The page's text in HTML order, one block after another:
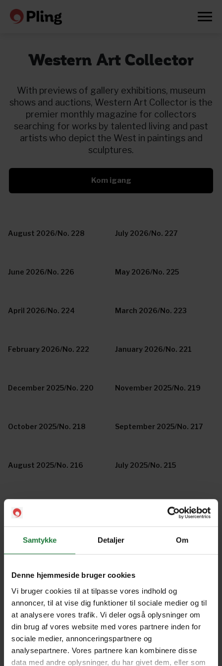
Samtykke Detaljer Om
Denne hjemmeside bruger cookies
Vi bruger cookies til at tilpasse vores indhold og
annoncer, til at vise dig funktioner til sociale medier og til
at analysere vores trafik. Vi deler også oplysninger om
din brug af vores website med vores partnere inden for
sociale medier, annonceringspartnere og
analysepartnere. Vores partnere kan kombinere disse
data med andre oplysninger, du har givet dem, eller som
Western Art Collector
With previews of gallery exhibitions, museum
shows and auctions, Western Art Collector is the
premier monthly magazine for collectors
searching for works by talented living and past
artists who depict the West in paintings and
sculptures.
Kom igang
August 2026/No. 228 July 2026/No. 227
June 2026/No. 226 May 2026/No. 225
April 2026/No. 224 March 2026/No. 223
February 2026/No. 222 January 2026/No. 221
December 2025/No. 220 November 2025/No. 219
October 2025/No. 218 September 2025/No. 217
August 2025/No. 216 July 2025/No. 215
April 2025/No. 212 March 2025/No. 211
February 2025/No. 210
December 2024/No. 208 November 2024/No. 207
October 2024/No. 206 September 2024/No. 205